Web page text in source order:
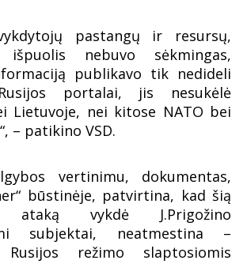
pastangų ir resursų,
išpuolis nebuvo sėkmingas,
publikavo tik nedideli
portalai, jis nesukėlė
Lietuvoje, nei kitose NATO bei
– patikino VSD.
vertinimu, dokumentas,
būstinėje, patvirtina, kad šią
ataką vykdė J.Prigožino
subjektai, neatmestina –
režimo slaptosiomis